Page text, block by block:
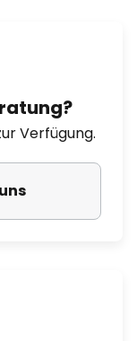
Verfügung.